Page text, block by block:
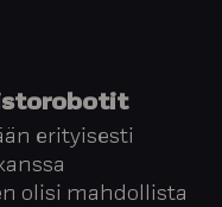
erityisesti
olisi mahdollista